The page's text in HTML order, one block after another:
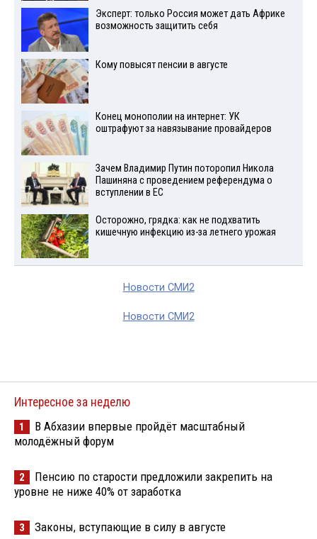
Эксперт: только Россия может дать Африке
возможность защитить себя
Кому повысят пенсии в августе
Конец монополии на интернет: УК
оштрафуют за навязывание провайдеров
Зачем Владимир Путин поторопил Никола
Пашиняна с проведением референдума о
вступлении в ЕС
Осторожно, грядка: как не подхватить
кишечную инфекцию из-за летнего урожая
Новости СМИ2
Новости СМИ2
Интересное за неделю
1
В Абхазии впервые пройдёт масштабный
молодёжный форум
2
Пенсию по старости предложили закрепить на
уровне не ниже 40% от заработка
3 Законы, вступающие в силу в августе